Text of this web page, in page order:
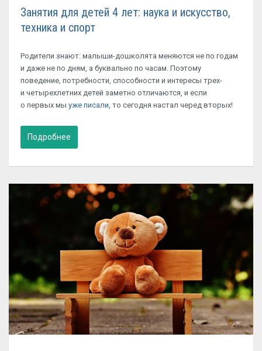
Занятия для детей 4 лет: наука и искусство,
техника и спорт
Родители знают: малыши-дошколята меняются не по годам
и даже не по дням, а буквально по часам. Поэтому
поведение, потребности, способности и интересы трех-
и четырехлетних детей заметно отличаются, и если
о первых мы уже писали , то сегодня настал черед вторых!
Подробнее